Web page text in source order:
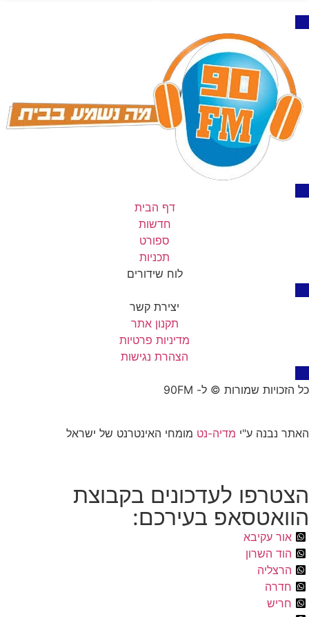
דף הבית
חדשות
ספורט
תכניות
לוח שידורים
יצירת קשר
תקנון אתר
מדיניות פרטיות
הצהרת נגישות
כל הזכויות שמורות © ל- 90FM
האתר נבנה ע"י מדיה-נט מומחי האינטרנט של ישראל
הצטרפו לעדכונים בקבוצת
הוואטסאפ בעירכם:
אור עקיבא
הוד השרון
הרצליה
חדרה
חריש